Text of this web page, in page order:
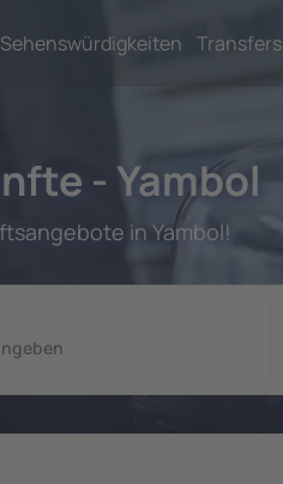
Sehenswürdigkeiten Transfers
- Yambol
in Yambol!